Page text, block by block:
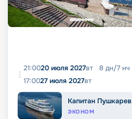
21:0020 июля 2027вт 8 дн/7 нч
17:0027 июля 2027вт
Капитан Пушкарев
ЭКОНОМ